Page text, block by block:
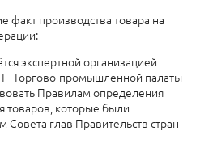
производства товара на
экспертной организацией
- Торгово-промышленной палаты
Правилам определения
товаров, которые были
глав Правительств стран